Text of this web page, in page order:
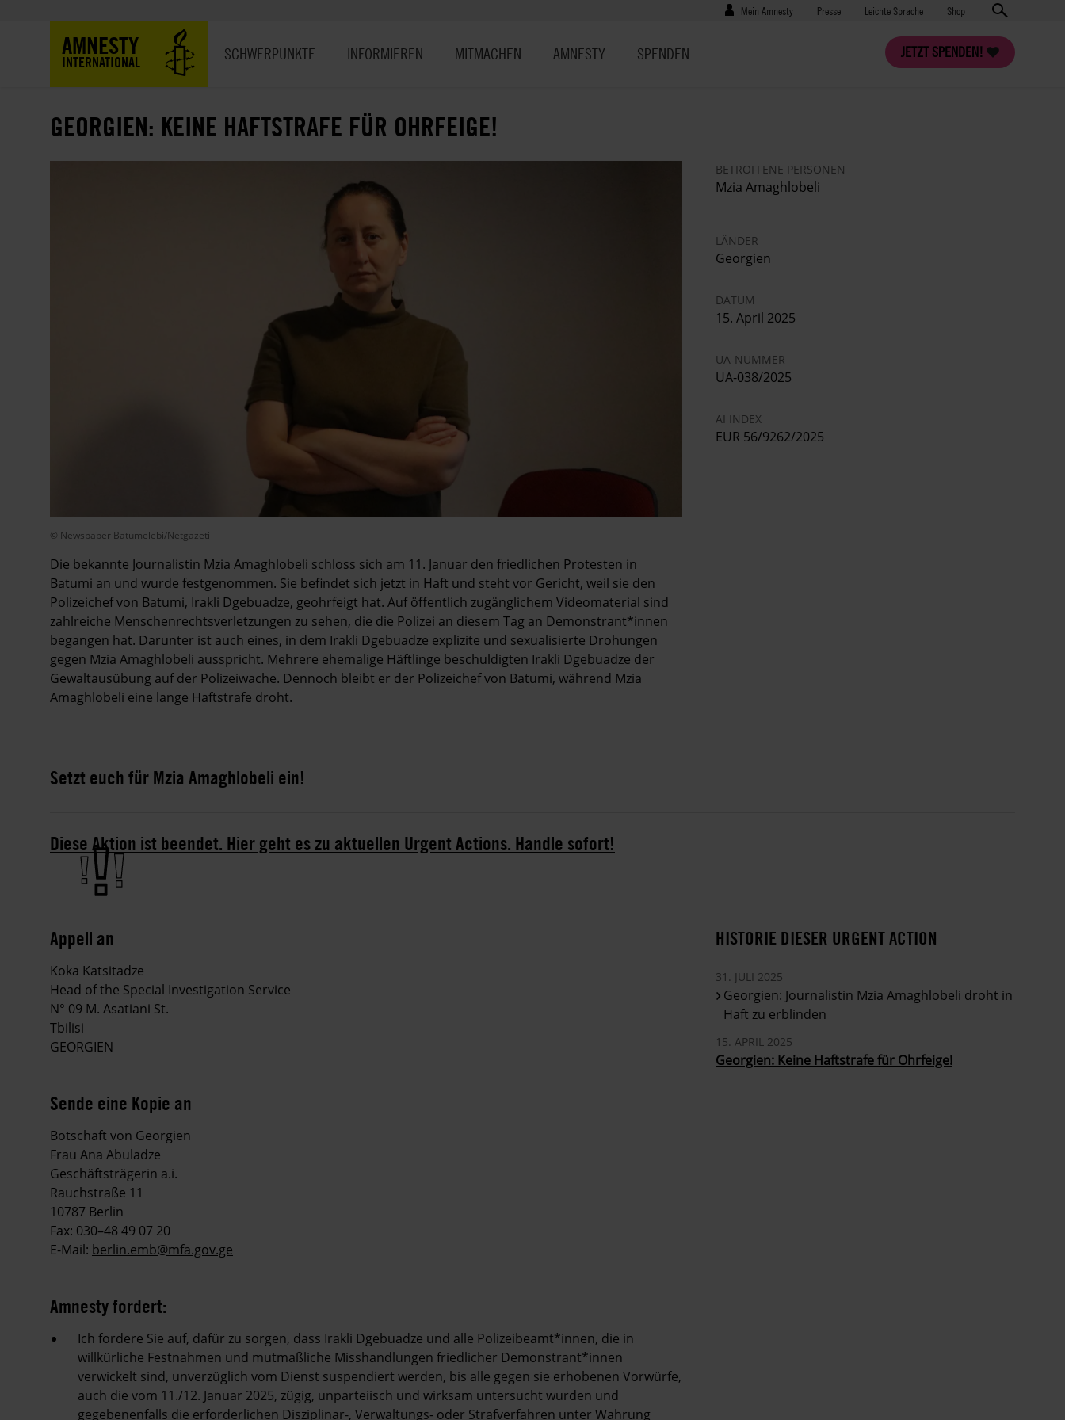
Benutzermenü
Mein Amnesty Presse
Presse Leichte Sprache Shop
AMNESTY
INTERNATIONAL
JETZT SPENDEN!
SCHWERPUNKTE INFORMIEREN MITMACHEN AMNESTY SPENDEN
GEORGIEN: KEINE HAFTSTRAFE FÜR OHRFEIGE!
© Newspaper Batumelebi/Netgazeti
Die bekannte Journalistin Mzia Amaghlobeli schloss sich am 11. Januar den friedlichen Protesten in
Batumi an und wurde festgenommen. Sie befindet sich jetzt in Haft und steht vor Gericht, weil sie den
Polizeichef von Batumi, Irakli Dgebuadze, geohrfeigt hat. Auf öffentlich zugänglichem Videomaterial sind
zahlreiche Menschenrechtsverletzungen zu sehen, die die Polizei an diesem Tag an Demonstrant*innen
begangen hat. Darunter ist auch eines, in dem Irakli Dgebuadze explizite und sexualisierte Drohungen
gegen Mzia Amaghlobeli ausspricht. Mehrere ehemalige Häftlinge beschuldigten Irakli Dgebuadze der
Gewaltausübung auf der Polizeiwache. Dennoch bleibt er der Polizeichef von Batumi, während Mzia
Amaghlobeli eine lange Haftstrafe droht.
BETROFFENE PERSONEN
Mzia Amaghlobeli
LÄNDER
Georgien
DATUM
15. April 2025
UA-NUMMER
UA-038/2025
AI INDEX
EUR 56/9262/2025
Setzt euch für Mzia Amaghlobeli ein!
Diese Aktion ist beendet. Hier geht es zu aktuellen Urgent Actions. Handle sofort!
Appell an
Koka Katsitadze
Head of the Special Investigation Service
N° 09 M. Asatiani St.
Tbilisi
GEORGIEN
Sende eine Kopie an
Botschaft von Georgien
Frau Ana Abuladze
Geschäftsträgerin a.i.
Rauchstraße 11
10787 Berlin
Fax: 030–48 49 07 20
E-Mail: berlin.emb@mfa.gov.ge
Amnesty fordert:
Ich fordere Sie auf, dafür zu sorgen, dass Irakli Dgebuadze und alle Polizeibeamt*innen, die in
willkürliche Festnahmen und mutmaßliche Misshandlungen friedlicher Demonstrant*innen
verwickelt sind, unverzüglich vom Dienst suspendiert werden, bis alle gegen sie erhobenen Vorwürfe,
auch die vom 11./12. Januar 2025, zügig, unparteiisch und wirksam untersucht wurden und
gegebenenfalls die erforderlichen Disziplinar-, Verwaltungs- oder Strafverfahren unter Wahrung
HISTORIE DIESER URGENT ACTION
31. JULI 2025
Georgien: Journalistin Mzia Amaghlobeli droht in
Haft zu erblinden
15. APRIL 2025
Georgien: Keine Haftstrafe für Ohrfeige!